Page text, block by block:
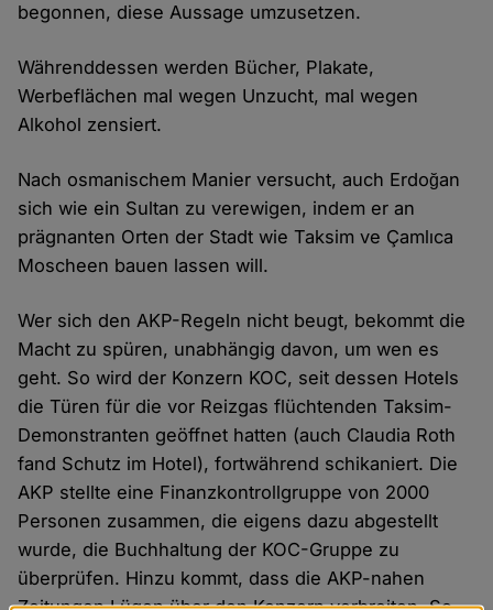
begonnen, diese Aussage umzusetzen.
Währenddessen werden Bücher, Plakate,
Werbeflächen mal wegen Unzucht, mal wegen
Alkohol zensiert.
Nach osmanischem Manier versucht, auch Erdoğan
sich wie ein Sultan zu verewigen, indem er an
prägnanten Orten der Stadt wie Taksim ve Çamlıca
Moscheen bauen lassen will.
Wer sich den AKP-Regeln nicht beugt, bekommt die
Macht zu spüren, unabhängig davon, um wen es
geht. So wird der Konzern KOC, seit dessen Hotels
die Türen für die vor Reizgas flüchtenden Taksim-
Demonstranten geöffnet hatten (auch Claudia Roth
fand Schutz im Hotel), fortwährend schikaniert. Die
AKP stellte eine Finanzkontrollgruppe von 2000
Personen zusammen, die eigens dazu abgestellt
wurde, die Buchhaltung der KOC-Gruppe zu
überprüfen. Hinzu kommt, dass die AKP-nahen